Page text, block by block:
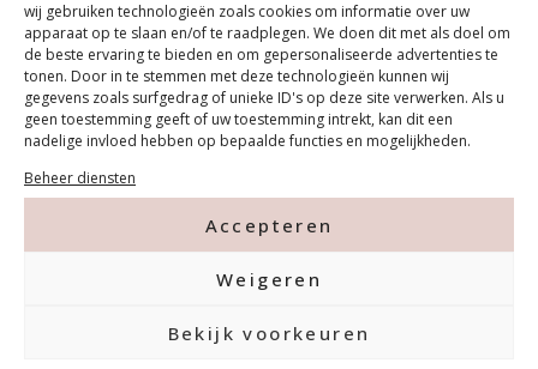
wij gebruiken technologieën zoals cookies om informatie over uw
apparaat op te slaan en/of te raadplegen. We doen dit met als doel om
de beste ervaring te bieden en om gepersonaliseerde advertenties te
tonen. Door in te stemmen met deze technologieën kunnen wij
gegevens zoals surfgedrag of unieke ID's op deze site verwerken. Als u
geen toestemming geeft of uw toestemming intrekt, kan dit een
nadelige invloed hebben op bepaalde functies en mogelijkheden.
Beheer diensten
Accepteren
Weigeren
Bekijk voorkeuren
Contact
Tanthofdreef 7 2623 EW Delft